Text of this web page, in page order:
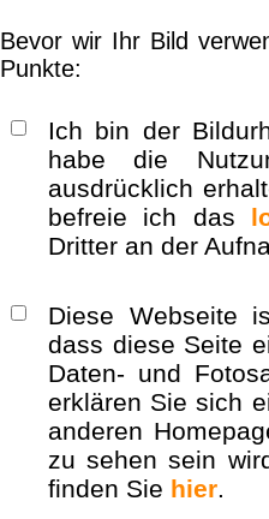
Bevor wir Ihr Bild
Punkte:
Ich bin der
habe die
ausdrücklich
befreie ich das
Dritter an der
Diese Webseite
dass diese Seite
Daten- und
erklären Sie sich
anderen
zu sehen sein
finden Sie hier.